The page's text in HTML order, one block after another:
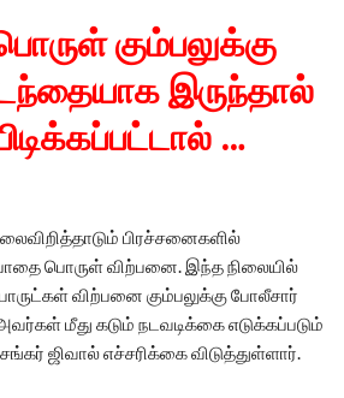
கும்பலுக்கு
இருந்தால்
…
பிரச்சனைகளில்
பொருள் விற்பனை. இந்த நிலையில்
விற்பனை கும்பலுக்கு போலீசார்
மீது கடும் நடவடிக்கை எடுக்கப்படும்
ஜிவால் எச்சரிக்கை விடுத்துள்ளார்.